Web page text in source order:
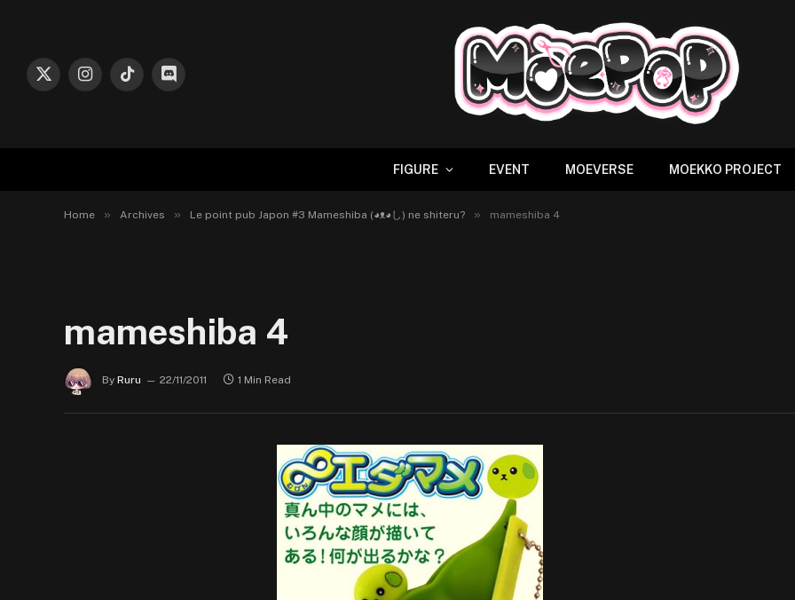
X
InstagramTikTokDiscord
FIGURE EVENT MOEVERSE MOEKKO PROJECT
Home » Archives » Le point pub Japon #3 Mameshiba (◕ᴥ◕し) ne shiteru? » mameshiba 4
mameshiba 4
By Ruru 22/11/2011 1 Min Read